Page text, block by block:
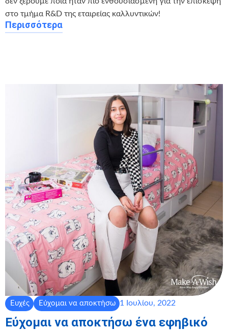
στο τμήμα R&D της εταιρείας καλλυντικών!
Περισσότερα
Ευχές Εύχομαι να αποκτήσω 1 Ιουλίου, 2022
Εύχομαι να αποκτήσω ένα εφηβικό